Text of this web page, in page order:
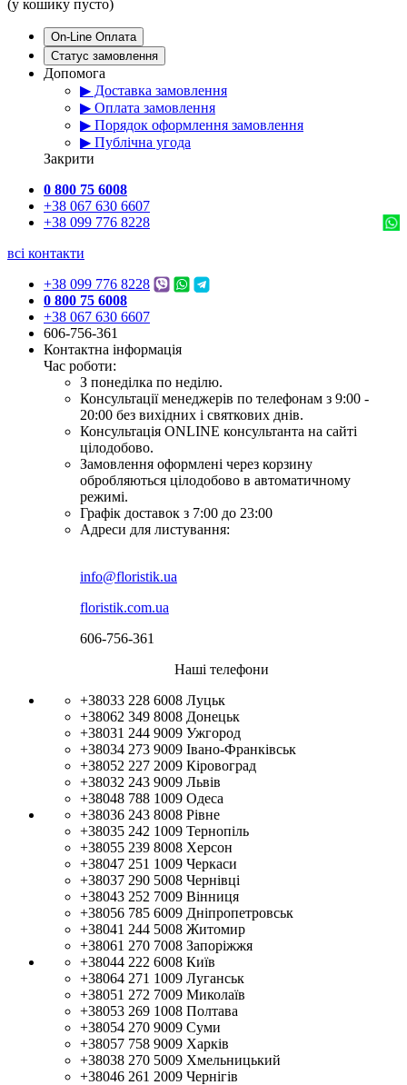
(у кошику пусто)
On-Line Оплата
Статус замовлення
Допомога
▶ Доставка замовлення
▶ Оплата замовлення
▶ Порядок оформлення замовлення
▶ Публічна угода
Закрити
0 800 75 6008
+38 067 630 6607
+38 099 776 8228
всі контакти
+38 099 776 8228
0 800 75 6008
+38 067 630 6607
606-756-361
Контактна інформація
Час роботи:
З понеділка по неділю.
Консультації менеджерів по телефонам з 9:00 -
20:00 без вихідних і святкових днів.
Консультація ONLINE консультанта на сайті
цілодобово.
Замовлення оформлені через корзину
обробляються цілодобово в автоматичному
режимі.
Графік доставок з 7:00 до 23:00
Адреси для листування:
info@floristik.ua
floristik.com.ua
606-756-361
Наші телефони
+38033 228 6008 Луцьк
+38062 349 8008 Донецьк
+38031 244 9009 Ужгород
+38034 273 9009 Івано-Франківськ
+38052 227 2009 Кіровоград
+38032 243 9009 Львів
+38048 788 1009 Одеса
+38036 243 8008 Рівне
+38035 242 1009 Тернопіль
+38055 239 8008 Херсон
+38047 251 1009 Черкаси
+38037 290 5008 Чернівці
+38043 252 7009 Вінниця
+38056 785 6009 Дніпропетровськ
+38041 244 5008 Житомир
+38061 270 7008 Запоріжжя
+38044 222 6008 Київ
+38064 271 1009 Луганськ
+38051 272 7009 Миколаїв
+38053 269 1008 Полтава
+38054 270 9009 Суми
+38057 758 9009 Харків
+38038 270 5009 Хмельницький
+38046 261 2009 Чернігів